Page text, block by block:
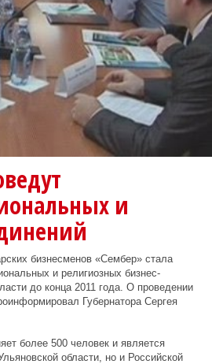
и
бизнесменов «Сембер» стала
и религиозных бизнес-
до конца 2011 года. О проведении
Губернатора Сергея
более 500 человек и является
области, но и Российской